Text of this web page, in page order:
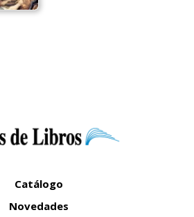
Catálogo
Novedades